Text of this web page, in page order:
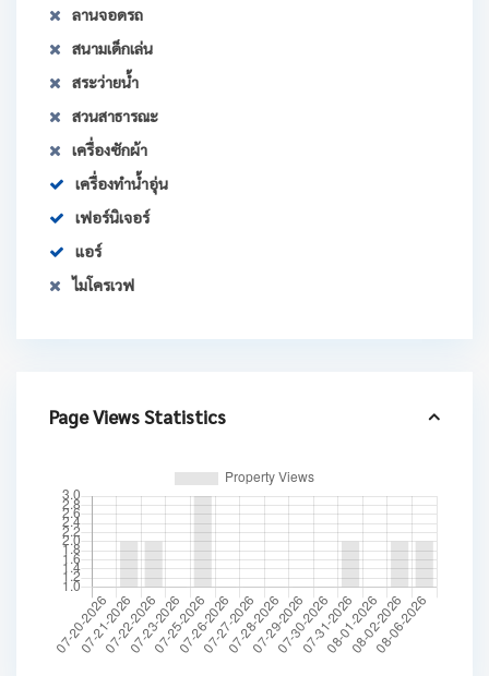
ลานจอดรถ
สนามเด็กเล่น
สระว่ายน้ำ
สวนสาธารณะ
เครื่องซักผ้า
เครื่องทำน้ำอุ่น
เฟอร์นิเจอร์
แอร์
ไมโครเวฟ
Page Views Statistics